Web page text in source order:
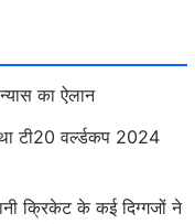
का ऐलान
टी20 वर्ल्डकप 2024
क्रिकेट के कई दिग्गजों ने